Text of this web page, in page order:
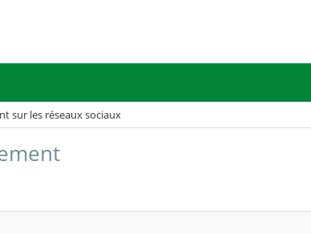
sur les réseaux sociaux